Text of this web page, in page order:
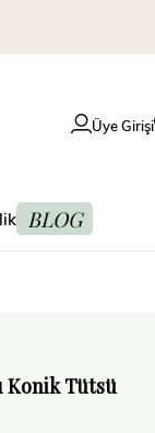
Üye Girişi
BLOG
Konik Tütsü